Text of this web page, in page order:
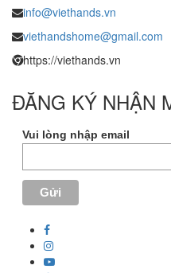
info@viethands.vn
viethandshome@gmail.com
https://viethands.vn
ĐĂNG KÝ NHẬN
Vui lòng nhập email